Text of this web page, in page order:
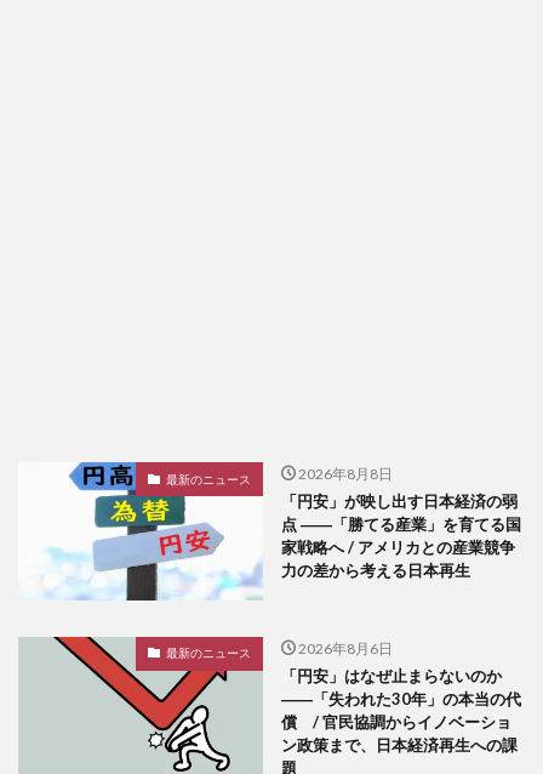
最新のニュース 2026年8月8日
「円安」が映し出す日本経済の弱
点 ――「勝てる産業」を育てる国
家戦略へ / アメリカとの産業競争
力の差から考える日本再生
最新のニュース 2026年8月6日
「円安」はなぜ止まらないのか
――「失われた30年」の本当の代
償 / 官民協調からイノベーショ
ン政策まで、日本経済再生への課
題